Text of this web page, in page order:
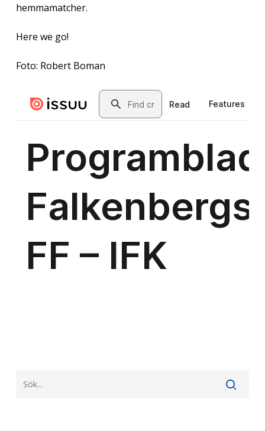
hemmamatcher.
Here we go!
Foto: Robert Boman